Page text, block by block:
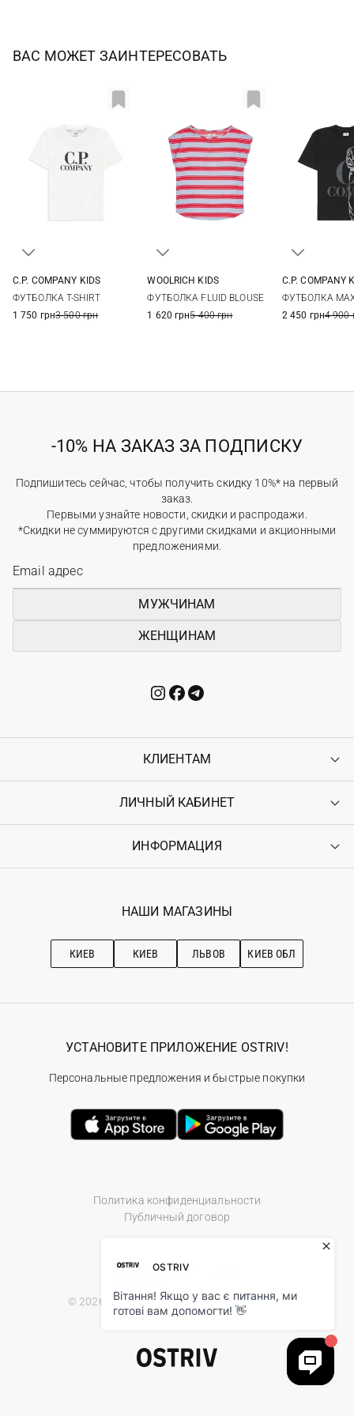
ВАС МОЖЕТ ЗАИНТЕРЕСОВАТЬ
C.P. COMPANY KIDS
ФУТБОЛКА T-SHIRT
1 750 грн3 500 грн
WOOLRICH KIDS
ФУТБОЛКА FLUID BLOUSE
1 620 грн5 400 грн
C.P. COMPANY
ФУТБОЛКА
2 450 грн4 900
-10% НА ЗАКАЗ ЗА ПОДПИСКУ
Подпишитесь сейчас, чтобы получить скидку 10%* на первый
заказ.
Первыми узнайте новости, скидки и распродажи.
*Скидки не суммируются с другими скидками и акционными
предложениями.
МУЖЧИНАМ
ЖЕНЩИНАМ
КЛИЕНТАМ
Контакты
Возврат
Гарантия
ЛИЧНЫЙ КАБИНЕТ
Войти
Ostriv Club+
ИНФОРМАЦИЯ
Наши магазини
Рекомендации по уходу
НАШИ МАГАЗИНЫ
КИЕВ КИЕВ ЛЬВОВ КИЕВ ОБЛ
Политика конфиденциальности
Публичный договор
© 2026 Ostriv.ua Store. All Rights Reserved.
УСТАНОВИТЕ ПРИЛОЖЕНИЕ OSTRIV!
Персональные предложения и быстрые покупки